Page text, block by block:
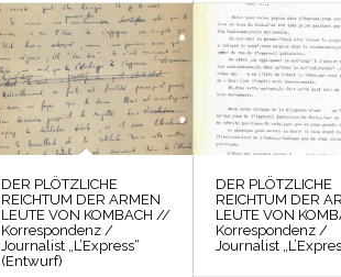
DER PLÖTZLICHE
REICHTUM DER ARMEN
LEUTE VON KOMBACH //
Korrespondenz /
Journalist „L’Express“
(Entwurf)
DER PLÖTZLICHE
REICHTUM DER
LEUTE VON
Korrespondenz /
Journalist